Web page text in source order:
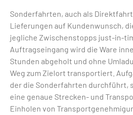
Sonderfahrten, auch als
Lieferungen auf Kundenwunsch,
jegliche Zwischenstopps just-in-
Auftragseingang wird die Ware
Stunden abgeholt und ohne
Weg zum Zielort transportiert.
der die Sonderfahrten durchführt,
eine genaue Strecken- und
Einholen von